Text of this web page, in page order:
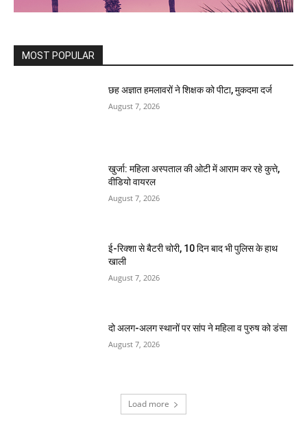
MOST POPULAR
छह अज्ञात हमलावरों ने शिक्षक को पीटा, मुकदमा दर्ज
August 7, 2026
खुर्जा: महिला अस्पताल की ओटी में आराम कर रहे कुत्ते,
वीडियो वायरल
August 7, 2026
ई-रिक्शा से बैटरी चोरी, 10 दिन बाद भी पुलिस के हाथ
खाली
August 7, 2026
दो अलग-अलग स्थानों पर सांप ने महिला व पुरुष को डंसा
August 7, 2026
Load more